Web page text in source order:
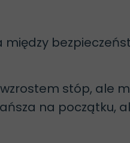
między
stóp, ale
na początku,